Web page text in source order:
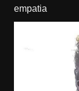
empatia